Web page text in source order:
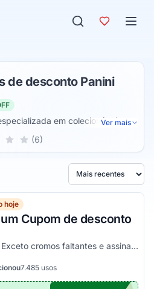
de desconto Panini
em colecionáveis,
vão desde as infantis, até as
figurinhas e mais. A empresa
de Futebol. Atualmente,
um vasto catálogo de
marcas como Disney, Marvel,
mais.
Ver mais
Panini, de 1 a 5 estrelas
5 estrelas
4 estrelas
(6)
Ordenar por
hoje
Cupom de desconto
10% OFF em toda a Loja. Exceto cromos faltantes e assinaturas. Aproveite essa exclusividade!
7.485usos